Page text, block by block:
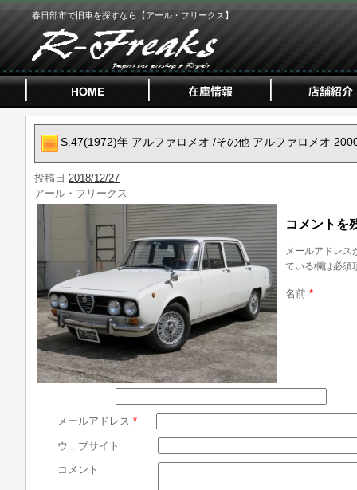
春日部市で旧車を探すなら【アール・フリークス】
S.47(1972)年 アルファロメオ /その他 アルファロメオ
投稿日 2018/12/27
アール・フリークス
コメントを
メールアドレス
ている欄は必須
名前 *
メールアドレス *
ウェブサイト
コメント